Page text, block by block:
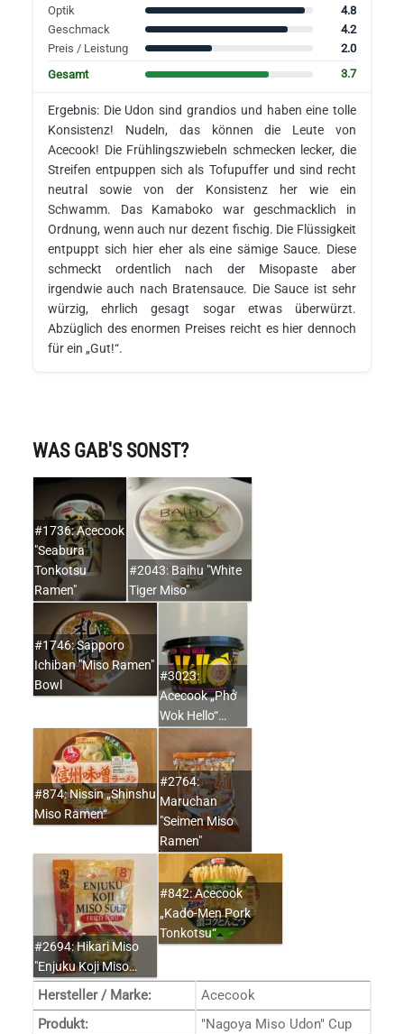
Optik
4.8
Geschmack
4.2
Preis / Leistung
2.0
Gesamt
3.7
Ergebnis: Die Udon sind grandios und haben eine tolle
Konsistenz! Nudeln, das können die Leute von
Acecook! Die Frühlingszwiebeln schmecken lecker, die
Streifen entpuppen sich als Tofupuffer und sind recht
neutral sowie von der Konsistenz her wie ein
Schwamm. Das Kamaboko war geschmacklich in
Ordnung, wenn auch nur dezent fischig. Die Flüssigkeit
entpuppt sich hier eher als eine sämige Sauce. Diese
schmeckt ordentlich nach der Misopaste aber
irgendwie auch nach Bratensauce. Die Sauce ist sehr
würzig, ehrlich gesagt sogar etwas überwürzt.
Abzüglich des enormen Preises reicht es hier dennoch
für ein „Gut!“.
WAS GAB'S SONST?
#1736: Acecook
"Seabura
Tonkotsu
Ramen"
#2043: Baihu "White
Tiger Miso"
#1746: Sapporo
Ichiban "Miso Ramen"
Bowl
#3023:
Acecook „Phở
Wok Hello“…
#874: Nissin „Shinshu
Miso Ramen“
#2764:
Maruchan
"Seimen Miso
Ramen"
#2694: Hikari Miso
"Enjuku Koji Miso…
#842: Acecook
„Kado-Men Pork
Tonkotsu“
Hersteller / Marke:
Acecook
Produkt:
"Nagoya Miso Udon" Cup